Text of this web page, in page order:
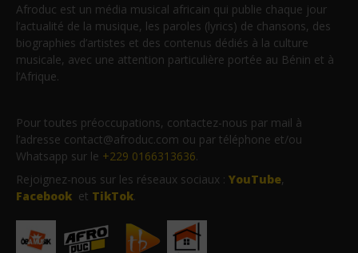
Afroduc est un média musical africain qui publie chaque jour
l’actualité de la musique, les paroles (lyrics) de chansons, des
biographies d’artistes et des contenus dédiés à la culture
musicale, avec une attention particulière portée au Bénin et à
l’Afrique.
Pour toutes préoccupations, contactez-nous par mail à
l’adresse contact@afroduc.com ou par téléphone et/ou
Whatsapp sur le +229 0166313636.
Rejoignez-nous sur les réseaux sociaux : YouTube,
Facebook et TikTok.